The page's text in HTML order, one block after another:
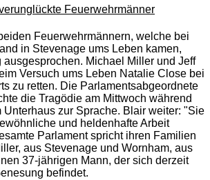
Feuerwehrmänner
Feuerwehrmännern, welche bei
in Stevenage ums Leben kamen,
ausgesprochen. Michael Miller und Jeff
Versuch ums Leben Natalie Close bei
zu retten. Die Parlamentsabgeordnete
die Tragödie am Mittwoch während
Unterhaus zur Sprache. Blair weiter: "Sie
und heldenhafte Arbeit
Parlament spricht ihren Familien
aus Stevenage und Wornham, aus
37-jährigen Mann, der sich derzeit
befindet.